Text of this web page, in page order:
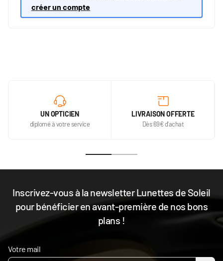
créer un compte
UN OPTICIEN
diplomé à votre service
LIVRAISON OFFERTE
Dès 69€ d'achat
Inscrivez-vous à la newsletter Lunettes de Soleil
pour bénéficier en avant-première de nos bons
plans !
Votre mail